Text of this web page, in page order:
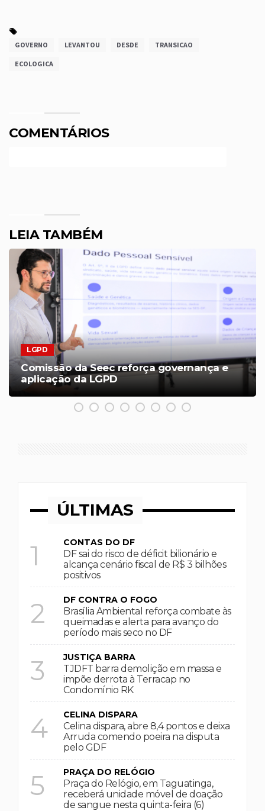
GOVERNO LEVANTOU DESDE TRANSICAO
ECOLOGICA
COMENTÁRIOS
LEIA TAMBÉM
LGPD
Comissão da Seec reforça governança e
aplicação da LGPD
ÚLTIMAS
1 CONTAS DO DF
DF sai do risco de déficit bilionário e
alcança cenário fiscal de R$ 3 bilhões
positivos
2 DF CONTRA O FOGO
Brasília Ambiental reforça combate às
queimadas e alerta para avanço do
período mais seco no DF
3 JUSTIÇA BARRA
TJDFT barra demolição em massa e
impõe derrota à Terracap no
Condomínio RK
4 CELINA DISPARA
Celina dispara, abre 8,4 pontos e deixa
Arruda comendo poeira na disputa
pelo GDF
5 PRAÇA DO RELÓGIO
Praça do Relógio, em Taguatinga,
receberá unidade móvel de doação
de sangue nesta quinta-feira (6)